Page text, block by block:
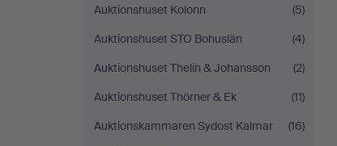
Auktionshuset Kolonn
(5)
Auktionshuset STO Bohuslän
(4)
Auktionshuset Thelin & Johansson
(2)
Auktionshuset Thörner & Ek
(11)
Auktionskammaren Sydost Kalmar
(16)